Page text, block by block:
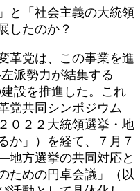
と「社会主義の大統領
したのか？
革党は、この事業を進
派勢力が結集する
設を推進した。これ
党共同シンポジウム
０２２大統領選挙・地
か」）を経て、７月７
地方選挙の共同対応と
ための円卓会議」（以